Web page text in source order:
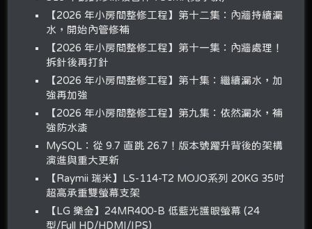
【2026 年小房間整修工程】第十二集：內牆持續漏
水，開始內管修補
【2026 年小房間整修工程】第十一集：內牆處理！
拆針後再打針
【2026 年小房間整修工程】第十集：繼續漏水，加
強再加強
【2026 年小房間整修工程】第九集：依然漏水，補
強防水漆
MySQL：從 9.7 直跳 26.7！版本號躍升背後的架構
演進與重大更新
【Raymii 瑞米】LS-114-T2 MOJO系列 20KG 35吋
超高承重雙螢幕支架
【LG 樂金】24MR400-B 低藍光護眼螢幕 (24
型/Full HD/HDMI/IPS)